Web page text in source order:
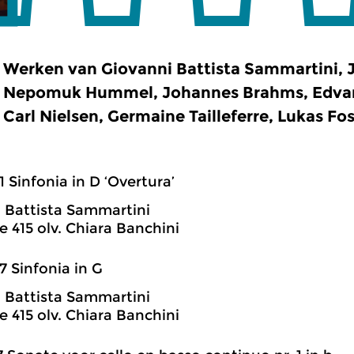
Werken van Giovanni Battista Sammartini,
Nepomuk Hummel, Johannes Brahms,
Carl Nielsen, Germaine Tailleferre, Lukas
Sinfonia in D ‘Overtura’
Battista Sammartini
415 olv. Chiara Banchini
Sinfonia in G
Battista Sammartini
415 olv. Chiara Banchini